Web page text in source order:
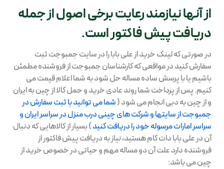
خرید از آمازون
خرید از تائوبائو
خرید از ترندیول
خرید از ترکیه
خرید از انگلیس و اروپا
از آنها نیازمند رعایت برخی اصول از جمله
دریافت پیش فاکتور است.
در صورتی که لینک خرید از علی بابا را در سایت جمبوجت ثبت
سفارش کنید در مواقعی که کارشناسان جمبوجت از فروشنده مطمئن
باشیم یا با پرسش ساده مساله حل شود به شما اعلام قیمت می
کنیم. پس از پرداخت شما روند عادی خرید و حمل کالا از چین به ایران
و از چین به دبی انجام می شود (شما می توانید با ثبت سفارش در
جمبوجت از سایتها و شرکت های چینی درب منزل در سراسر ایران و
سراسر امارات مرسوله خود را دریافت کنید) بسیار از کالاهایی که دنبال
آن در علی بابا دات کام هستید، نیاز به دریافت پیش فاکتور از
فروشنده دارد علت آن دو مساله مهم و حیاتی در خصوص خرید از
چین می باشد: